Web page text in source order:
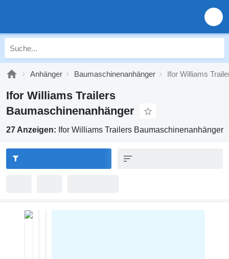
Anhänger Baumaschinenanhänger Ifor Williams
Ifor Williams Trailers
Baumaschinenanhänger
27 Anzeigen: Ifor Williams Trailers Baumaschinenanhänger